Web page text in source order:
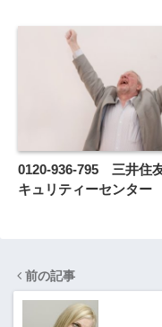
0120-936-795 三井住
キュリティーセンター
前の記事